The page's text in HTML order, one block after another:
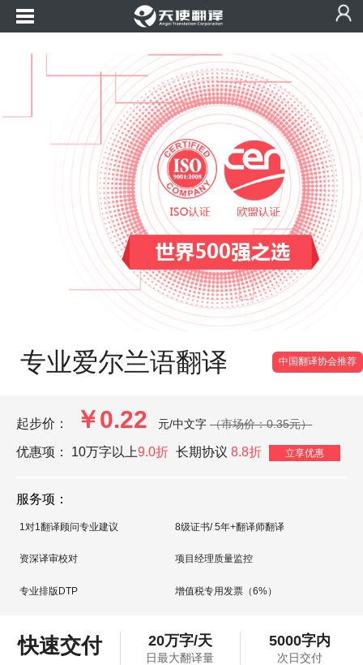
专业爱尔兰语翻译 中国翻译协会推荐
起步价： ￥0.22 元/中文字 （市场价：0.35元）
优惠项： 10万字以上9.0折 长期协议 8.8折 立享优惠
服务项：
1对1翻译顾问专业建议 8级证书/ 5年+翻译师翻译
资深译审校对 项目经理质量监控
专业排版DTP 增值税专用发票（6%）
快速交付 20万字/天
日最大翻译量
5000字内
次日交付